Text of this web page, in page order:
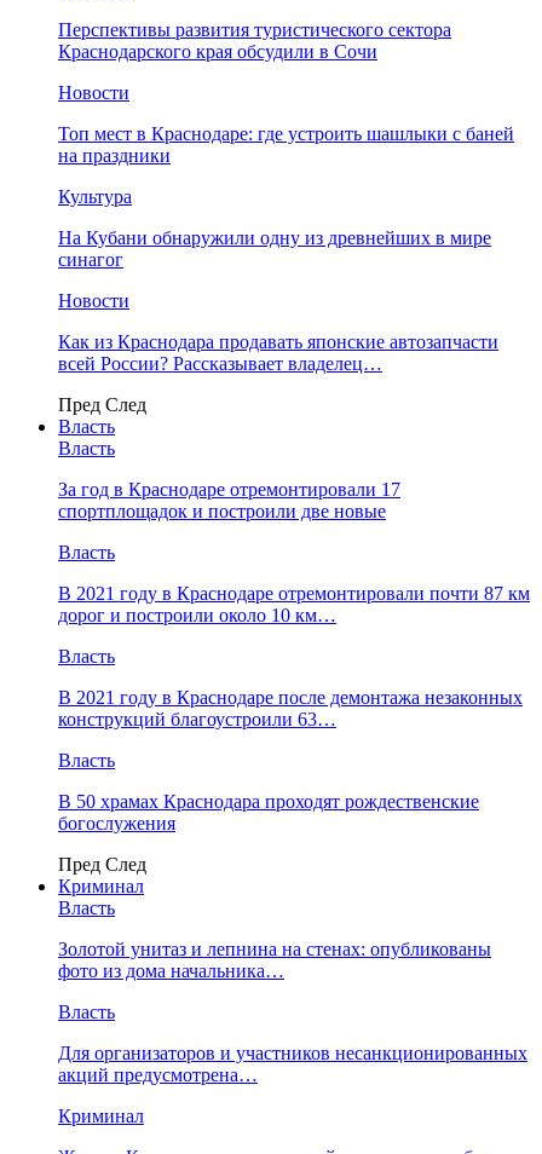
Перспективы развития туристического сектора
Краснодарского края обсудили в Сочи
Новости
Топ мест в Краснодаре: где устроить шашлыки с баней
на праздники
Культура
На Кубани обнаружили одну из древнейших в мире
синагог
Новости
Как из Краснодара продавать японские автозапчасти
всей России? Рассказывает владелец…
Пред След
Власть
Власть
За год в Краснодаре отремонтировали 17
спортплощадок и построили две новые
Власть
В 2021 году в Краснодаре отремонтировали почти 87 км
дорог и построили около 10 км…
Власть
В 2021 году в Краснодаре после демонтажа незаконных
конструкций благоустроили 63…
Власть
В 50 храмах Краснодара проходят рождественские
богослужения
Пред След
Криминал
Власть
​Золотой унитаз и лепнина на стенах: опубликованы
фото из дома начальника…
Власть
Для организаторов и участников несанкционированных
акций предусмотрена…
Криминал